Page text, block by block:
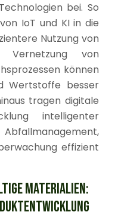
bei. So
IoT und KI in die
Nutzung von
Vernetzung von
können
Wertstoffe besser
tragen digitale
intelligenter
effizient
MATERIALIEN: